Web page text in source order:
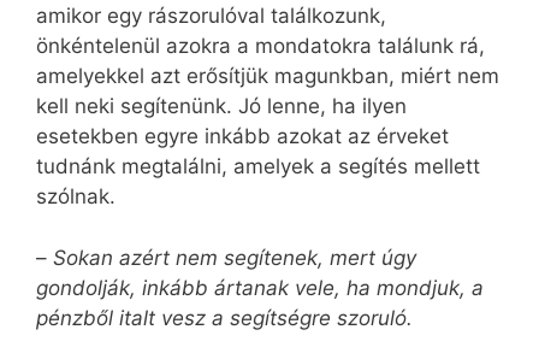
amikor egy rászorulóval találkozunk,
önkéntelenül azokra a mondatokra találunk rá,
amelyekkel azt erősítjük magunkban, miért nem
kell neki segítenünk. Jó lenne, ha ilyen
esetekben egyre inkább azokat az érveket
tudnánk megtalálni, amelyek a segítés mellett
szólnak.
– Sokan azért nem segítenek, mert úgy
gondolják, inkább ártanak vele, ha mondjuk, a
pénzből italt vesz a segítségre szoruló.